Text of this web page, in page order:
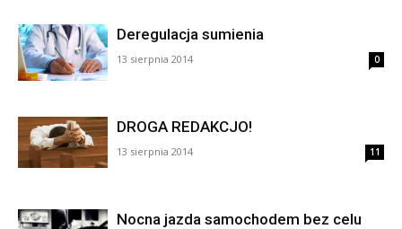
Deregulacja sumienia
13 sierpnia 2014 0
DROGA REDAKCJO!
13 sierpnia 2014 11
Nocna jazda samochodem bez celu